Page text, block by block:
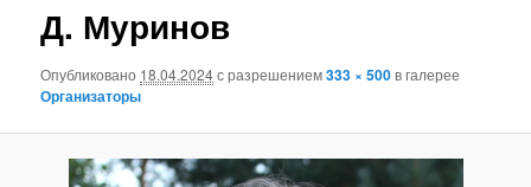
содержимому
Д. Муринов
Опубликовано 18.04.2024с разрешением333 × 500в галерее
Организаторы